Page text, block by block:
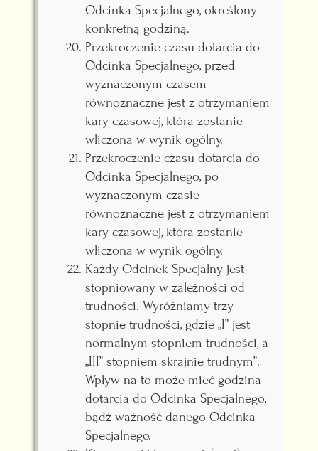
Odcinka Specjalnego, określony
konkretną godziną.
Przekroczenie czasu dotarcia do
Odcinka Specjalnego, przed
wyznaczonym czasem
równoznaczne jest z otrzymaniem
kary czasowej, która zostanie
wliczona w wynik ogólny.
Przekroczenie czasu dotarcia do
Odcinka Specjalnego, po
wyznaczonym czasie
równoznaczne jest z otrzymaniem
kary czasowej, która zostanie
wliczona w wynik ogólny.
Każdy Odcinek Specjalny jest
stopniowany w zależności od
trudności. Wyróżniamy trzy
stopnie trudności, gdzie „I” jest
normalnym stopniem trudności, a
„III” stopniem skrajnie trudnym”.
Wpływ na to może mieć godzina
dotarcia do Odcinka Specjalnego,
bądź ważność danego Odcinka
Specjalnego.